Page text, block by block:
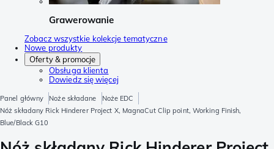
Grawerowanie
Zobacz wszystkie kolekcje tematyczne
Nowe produkty
Oferty & promocje
Obsługa klienta
Dowiedz się więcej
Panel główny Noże składane
Noże EDC
Nóż składany Rick Hinderer Project X, MagnaCut Clip point, Working Finish,
Blue/Black G10